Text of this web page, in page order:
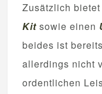
Zusätzlich
Kit sowie einen
beides ist
allerdings nicht
ordentlichen